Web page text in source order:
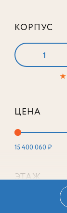
КОРПУС
1
★
ЦЕНА
15 400 060 ₽
ЭТАЖ